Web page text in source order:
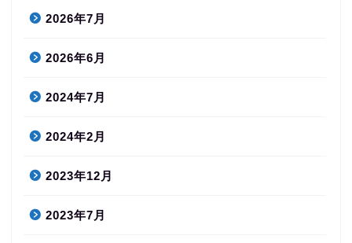
2026年7月
2026年6月
2024年7月
2024年2月
2023年12月
2023年7月